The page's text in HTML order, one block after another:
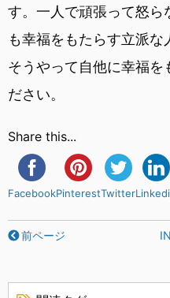
す。一人で頑張って怒ら
も幸福をもたらす立派な
そうやって自他に幸福を
ださい。
Share this...
FacebookPinterestTwitter
前ページ